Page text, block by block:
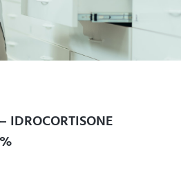
IDROCORTISONE